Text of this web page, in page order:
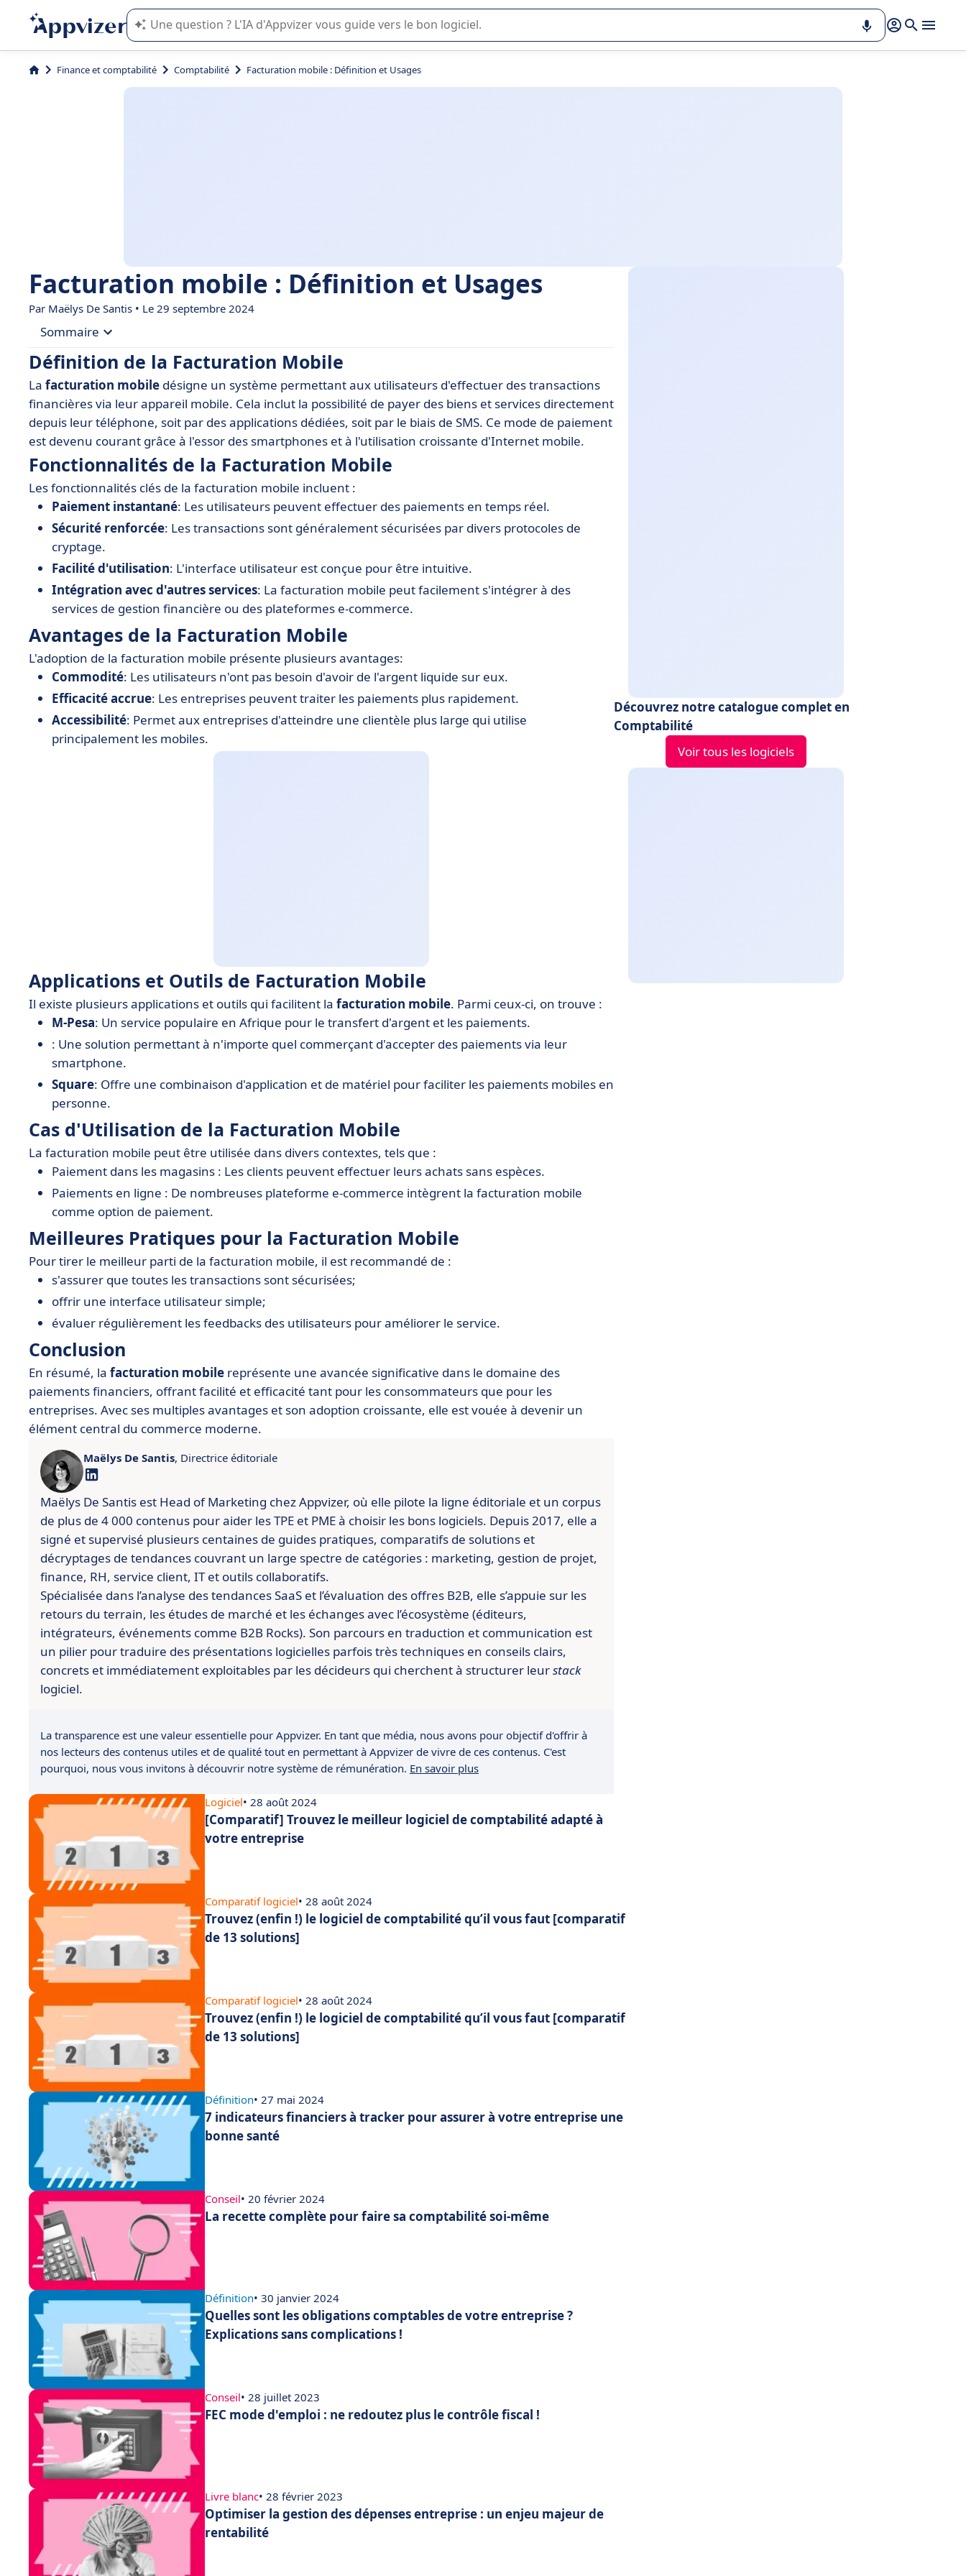
L'IA de Appvizer vous guide dans l'utilisation ou la sélection de logiciel SaaS en entreprise.
Finance et comptabilité Comptabilité Facturation mobile : Définition et Usages
Facturation mobile : Définition et Usages
Par Maëlys De Santis • Le 29 septembre 2024
Sommaire
• Définition de la Facturation Mobile
• Fonctionnalités de la Facturation Mobile
• Avantages de la Facturation Mobile
• Applications et Outils de Facturation Mobile
• Cas d'Utilisation de la Facturation Mobile
• Meilleures Pratiques pour la Facturation Mobile
Définition de la Facturation Mobile
La facturation mobile désigne un système permettant aux utilisateurs d'effectuer des transactions
financières via leur appareil mobile. Cela inclut la possibilité de payer des biens et services directement
depuis leur téléphone, soit par des applications dédiées, soit par le biais de SMS. Ce mode de paiement
est devenu courant grâce à l'essor des smartphones et à l'utilisation croissante d'Internet mobile.
Fonctionnalités de la Facturation Mobile
Les fonctionnalités clés de la facturation mobile incluent :
Paiement instantané: Les utilisateurs peuvent effectuer des paiements en temps réel.
Sécurité renforcée: Les transactions sont généralement sécurisées par divers protocoles de
cryptage.
Facilité d'utilisation: L'interface utilisateur est conçue pour être intuitive.
Intégration avec d'autres services: La facturation mobile peut facilement s'intégrer à des
services de gestion financière ou des plateformes e-commerce.
Avantages de la Facturation Mobile
L'adoption de la facturation mobile présente plusieurs avantages:
Commodité: Les utilisateurs n'ont pas besoin d'avoir de l'argent liquide sur eux.
Efficacité accrue: Les entreprises peuvent traiter les paiements plus rapidement.
Accessibilité: Permet aux entreprises d'atteindre une clientèle plus large qui utilise
principalement les mobiles.
Applications et Outils de Facturation Mobile
Il existe plusieurs applications et outils qui facilitent la facturation mobile. Parmi ceux-ci, on trouve :
M-Pesa: Un service populaire en Afrique pour le transfert d'argent et les paiements.
: Une solution permettant à n'importe quel commerçant d'accepter des paiements via leur
smartphone.
Square: Offre une combinaison d'application et de matériel pour faciliter les paiements mobiles en
personne.
Cas d'Utilisation de la Facturation Mobile
La facturation mobile peut être utilisée dans divers contextes, tels que :
Paiement dans les magasins : Les clients peuvent effectuer leurs achats sans espèces.
Paiements en ligne : De nombreuses plateforme e-commerce intègrent la facturation mobile
comme option de paiement.
Meilleures Pratiques pour la Facturation Mobile
Pour tirer le meilleur parti de la facturation mobile, il est recommandé de :
s'assurer que toutes les transactions sont sécurisées;
offrir une interface utilisateur simple;
évaluer régulièrement les feedbacks des utilisateurs pour améliorer le service.
Conclusion
En résumé, la facturation mobile représente une avancée significative dans le domaine des
paiements financiers, offrant facilité et efficacité tant pour les consommateurs que pour les
entreprises. Avec ses multiples avantages et son adoption croissante, elle est vouée à devenir un
élément central du commerce moderne.
Maëlys De Santis, Directrice éditoriale
Maëlys De Santis est Head of Marketing chez Appvizer, où elle pilote la ligne éditoriale et un corpus
de plus de 4 000 contenus pour aider les TPE et PME à choisir les bons logiciels. Depuis 2017, elle a
signé et supervisé plusieurs centaines de guides pratiques, comparatifs de solutions et
décryptages de tendances couvrant un large spectre de catégories : marketing, gestion de projet,
finance, RH, service client, IT et outils collaboratifs.
Spécialisée dans l’analyse des tendances SaaS et l’évaluation des offres B2B, elle s’appuie sur les
retours du terrain, les études de marché et les échanges avec l’écosystème (éditeurs,
intégrateurs, événements comme B2B Rocks). Son parcours en traduction et communication est
un pilier pour traduire des présentations logicielles parfois très techniques en conseils clairs,
concrets et immédiatement exploitables par les décideurs qui cherchent à structurer leurstack
logiciel.
La transparence est une valeur essentielle pour Appvizer. En tant que média, nous avons pour objectif d'offrir à
nos lecteurs des contenus utiles et de qualité tout en permettant à Appvizer de vivre de ces contenus. C'est
pourquoi, nous vous invitons à découvrir notre système de rémunération. En savoir plus
Découvrez notre catalogue complet en
Comptabilité
Voir tous les logiciels
Logiciel• 28 août 2024
[Comparatif] Trouvez le meilleur logiciel de comptabilité adapté à
votre entreprise
Comparatif logiciel• 28 août 2024
Trouvez (enfin !) le logiciel de comptabilité qu’il vous faut [comparatif
de 13 solutions]
Comparatif logiciel• 28 août 2024
Trouvez (enfin !) le logiciel de comptabilité qu’il vous faut [comparatif
de 13 solutions]
Définition• 27 mai 2024
7 indicateurs financiers à tracker pour assurer à votre entreprise une
bonne santé
Conseil• 20 février 2024
La recette complète pour faire sa comptabilité soi-même
Définition• 30 janvier 2024
Quelles sont les obligations comptables de votre entreprise ?
Explications sans complications !
Conseil• 28 juillet 2023
FEC mode d'emploi : ne redoutez plus le contrôle fiscal !
Livre blanc• 28 février 2023
Optimiser la gestion des dépenses entreprise : un enjeu majeur de
rentabilité